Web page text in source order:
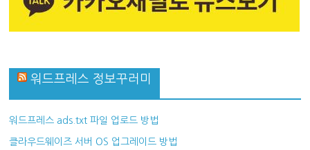
워드프레스 정보꾸러미
워드프레스 ads.txt 파일 업로드 방법
클라우드웨이즈 서버 OS 업그레이드 방법